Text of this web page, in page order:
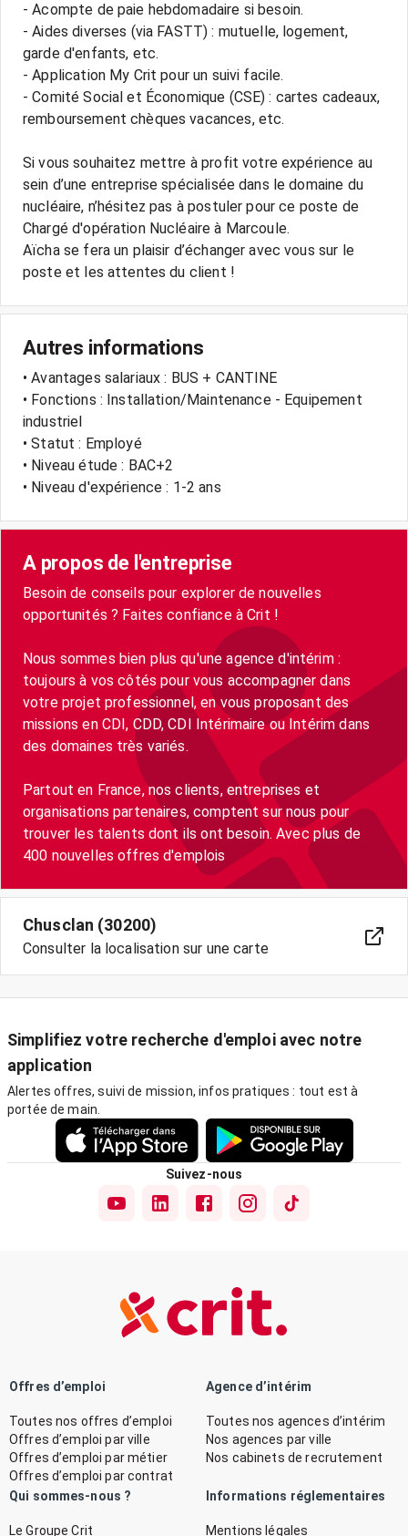
- Acompte de paie hebdomadaire si besoin.
- Aides diverses (via FASTT) : mutuelle, logement,
garde d'enfants, etc.
- Application My Crit pour un suivi facile.
- Comité Social et Économique (CSE) : cartes cadeaux,
remboursement chèques vacances, etc.
Si vous souhaitez mettre à profit votre expérience au
sein d’une entreprise spécialisée dans le domaine du
nucléaire, n’hésitez pas à postuler pour ce poste de
Chargé d'opération Nucléaire à Marcoule.
Aïcha se fera un plaisir d’échanger avec vous sur le
Autres informations
• Avantages salariaux : BUS + CANTINE
• Fonctions : Installation/Maintenance - Equipement
industriel
• Statut : Employé
• Niveau étude : BAC+2
• Niveau d'expérience : 1-2 ans
A propos de l'entreprise
Besoin de conseils pour explorer de nouvelles
opportunités ? Faites confiance à Crit !
Nous sommes bien plus qu'une agence d'intérim :
toujours à vos côtés pour vous accompagner dans
votre projet professionnel, en vous proposant des
missions en CDI, CDD, CDI Intérimaire ou Intérim dans
des domaines très variés.
Partout en France, nos clients, entreprises et
organisations partenaires, comptent sur nous pour
trouver les talents dont ils ont besoin. Avec plus de
400 nouvelles offres d'emplois
Chusclan (30200)
Consulter la localisation sur une carte
Simplifiez votre recherche d'emploi avec notre
application
Alertes offres, suivi de mission, infos pratiques : tout est à
portée de main.
Suivez-nous
Offres d’emploi
Toutes nos offres d’emploi
Offres d’emploi par ville
Offres d’emploi par métier
Offres d’emploi par contrat
Agence d’intérim
Toutes nos agences d’intérim
Nos agences par ville
Nos cabinets de recrutement
Qui sommes-nous ?
Le Groupe Crit
Informations réglementaires
Mentions légales